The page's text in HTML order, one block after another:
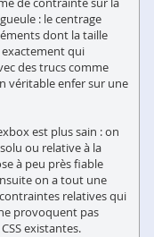
: le centrage
dont la taille
qui
des trucs comme
véritable enfer sur une
est plus sain : on
ou relative à la
à peu près fiable
on a tout une
relatives qui
provoquent pas
existantes.